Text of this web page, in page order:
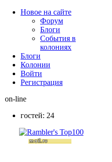
Новое на сайте
Форум
Блоги
События в
колониях
Блоги
Колонии
Войти
Peгиcтpaция
on-line
гостей: 24